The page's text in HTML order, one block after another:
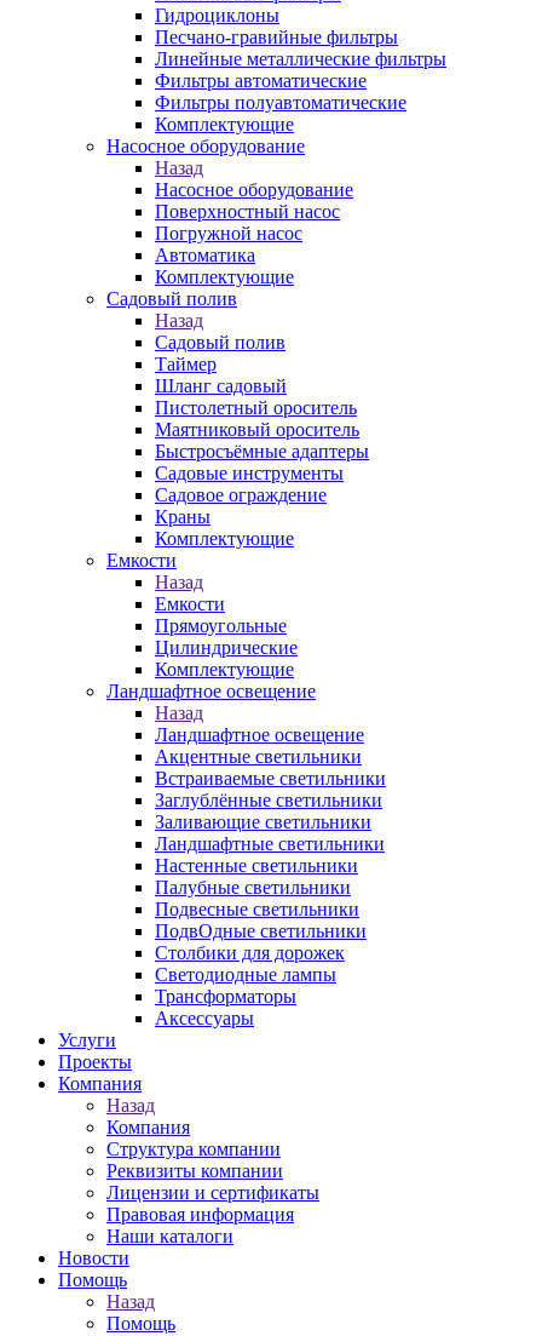
Гидроциклоны
Песчано-гравийные фильтры
Линейные металлические фильтры
Фильтры автоматические
Фильтры полуавтоматические
Комплектующие
Насосное оборудование
Назад
Насосное оборудование
Поверхностный насос
Погружной насос
Автоматика
Комплектующие
Садовый полив
Назад
Садовый полив
Таймер
Шланг садовый
Пистолетный ороситель
Маятниковый ороситель
Быстросъёмные адаптеры
Садовые инструменты
Садовое ограждение
Краны
Комплектующие
Емкости
Назад
Емкости
Прямоугольные
Цилиндрические
Комплектующие
Ландшафтное освещение
Назад
Ландшафтное освещение
Акцентные светильники
Встраиваемые светильники
Заглублённые светильники
Заливающие светильники
Ландшафтные светильники
Настенные светильники
Палубные светильники
Подвесные светильники
ПодвОдные светильники
Столбики для дорожек
Светодиодные лампы
Трансформаторы
Аксессуары
Услуги
Проекты
Компания
Назад
Компания
Структура компании
Реквизиты компании
Лицензии и сертификаты
Правовая информация
Наши каталоги
Новости
Помощь
Назад
Помощь